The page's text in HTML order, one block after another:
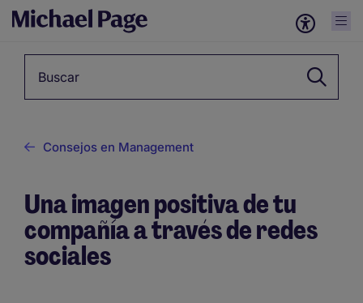
Consejos en Management
Una imagen positiva de tu
compañía a través de redes
sociales